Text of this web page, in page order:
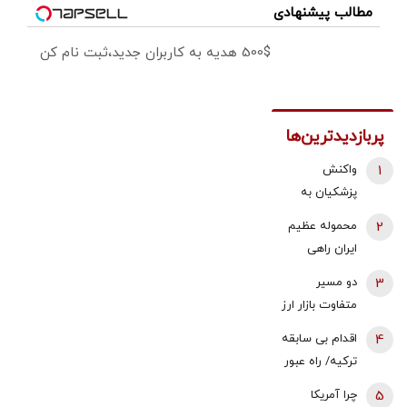
مطالب پیشنهادی
500$ هدیه به کاربران جدید،ثبت نام کن
پربازدیدترین‌ها
واکنش
پزشکیان به
دبیری شعام/
استعفا تایید
شد؟
1
محموله عظیم
ایران راهی
2
دو مسیر
متفاوت بازار ارز
یک‌کاناله دلار
در برابر جهش
قیمت طلا |
3
اقدام بی سابقه
ترکیه/ راه عبور
4
چرا آمریکا
5